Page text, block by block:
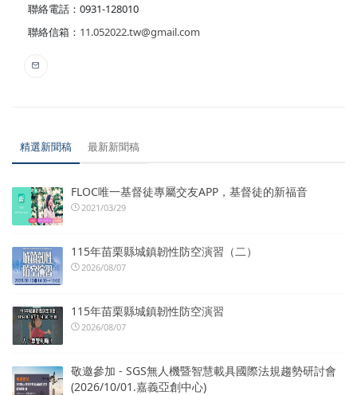
聯絡電話：0931-128010
聯絡信箱： 11.052022.tw@gmail.com
精選新聞稿 最新新聞稿
FLOC唯一基督徒專屬交友APP，基督徒的新福音
2021/03/29
115年苗栗縣城鎮韌性防空演習（二）
2026/08/07
115年苗栗縣城鎮韌性防空演習
2026/08/07
敬邀參加 - SGS無人機暨智慧載具國際法規趨勢研討會
(2026/10/01.嘉義亞創中心)